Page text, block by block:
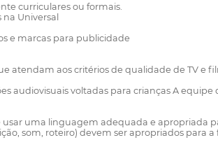
curriculares ou formais.
na Universal
e marcas para publicidade
atendam aos critérios de qualidade de TV e
audiovisuais voltadas para crianças A
uma linguagem adequada e apropriada
som, roteiro) devem ser apropriados para